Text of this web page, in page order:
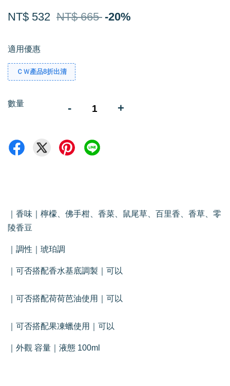
NT$ 532 NT$ 665 -20%
適用優惠
ＣＷ產品8折出清
數量 - +
｜香味｜檸檬、佛手柑、香菜、鼠尾草、百里香、香草、零
陵香豆
｜調性｜琥珀調
｜可否搭配香水基底調製｜可以
｜可否搭配荷荷芭油使用｜可以
｜可否搭配果凍蠟使用｜可以
｜外觀 容量｜液態 100ml